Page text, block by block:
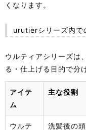
くなります。
urutierシリーズ内で
ウルティアシリーズは
る・仕上げる目的で分
アイテ
ム
主な役割
ウルテ
洗髪後の